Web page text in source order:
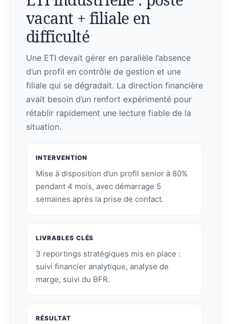
vacant + filiale en
difficulté
Une ETI devait gérer en parallèle l’absence
d’un profil en contrôle de gestion et une
filiale qui se dégradait. La direction financière
avait besoin d’un renfort expérimenté pour
rétablir rapidement une lecture fiable de la
situation.
INTERVENTION
Mise à disposition d’un profil senior à 80%
pendant 4 mois, avec démarrage 5
semaines après la prise de contact.
LIVRABLES CLÉS
3 reportings stratégiques mis en place :
suivi financier analytique, analyse de
marge, suivi du BFR.
RÉSULTAT